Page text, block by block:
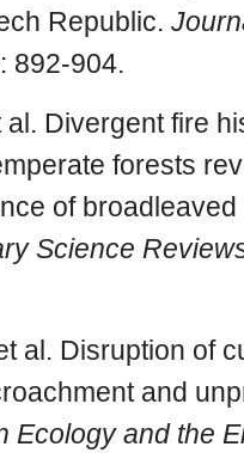
Republic.
892-904.
al. Divergent fire
forests
of
Science
al. Disruption of
and
Ecology and the